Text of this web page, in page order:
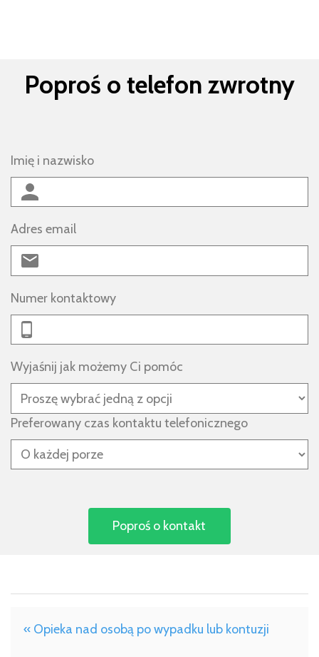
Poproś o telefon zwrotny
Imię i nazwisko
Adres email
Numer kontaktowy
Wyjaśnij jak możemy Ci pomóc
Preferowany czas kontaktu telefonicznego
« Opieka nad osobą po wypadku lub kontuzji